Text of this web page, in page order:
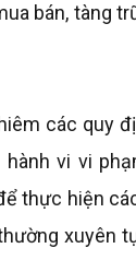
bán, tàng
các quy
vi vi
thực hiện
xuyên